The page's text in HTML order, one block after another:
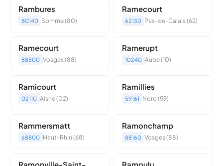
Rambures
80140 Somme (80)
Ramecourt
62130 Pas-de-Calais (62)
Ramecourt
88500 Vosges (88)
Ramerupt
10240 Aube (10)
Ramicourt
02110 Aisne (02)
Ramillies
59161 Nord (59)
Rammersmatt
68800 Haut-Rhin (68)
Ramonchamp
88160 Vosges (88)